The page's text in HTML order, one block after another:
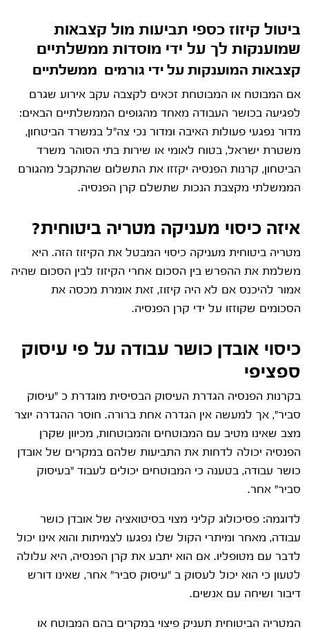
ביטול קיזוז כספי תביעות מול קצבאות
שמוענקות לך על ידי מוסדות ממשלתיים
קצבאות המוענקות על ידי גורמים ממשלתיים
אם המבוטח או המבוטחת זכאים לקצבה עקב אירוע שגרם
לפגיעה בכושר העבודה מאחד מהגופים הממשלתיים הבאים:
מדור נפגעי פעולות האיבה ומדור נכי צה"ל במשרד הביטחון,
משטרת ישראל, בטוח לאומי או שירות בתי הסוהר משרד
הביטחון, קרנות הפנסיה יקזזו את התשלום שהתקבל מהגורם
הממשלתי מקצבת הנכות שתשלם קרן הפנסיה.
איזה כיסוי מעניקה מטריה ביטוחית?
מטריה ביטוחית מעניקה כיסוי המבטל את הקיזוז הזה. היא
משלמת את ההפרש בין הסכום אחרי הקיזוז לבין הסכום שהיה
אמור להיכנס אם לא היה קיזוז, זאת אומרת מכסה את
הסכומים שקוזזו על ידי קרן הפנסיה.
כיסוי אובדן כושר עבודה על פי עיסוק
ספציפי
בקרנות הפנסיה הגדרת העיסוק הבסיסית מוגדרת כ "עיסוק
סביר", אך למעשה אין הגדרה אחת ברורה. חוסר ההגדרה יוצר
מצב שאינו מטיב עם המבוטחים והמבוטחות, מכיוון שקרן
הפנסיה יכולה לדחות את התביעות שלהם במקרים של אובדן
כושר עבודה, בטענה כי המבוטחים יכולים לעבוד "בעיסוק
סביר" אחר.
לדוגמה: פסיכולוג קליני מצוי בסיטואציה של אובדן כושר
עבודה, מאחר ומיתרי הקול שלו נפגעו לצמיתות והוא אינו יכול
לדבר עם מטופליו. אם הוא יתבע את קרן הפנסיה, היא עלולה
לטעון כי הוא יכול לעסוק ב "עיסוק סביר" אחר, שאינו דורש
דיבור ושיחה עם אנשים.
המטריה הביטוחית תעניק פיצוי במקרים בהם המבוטח או